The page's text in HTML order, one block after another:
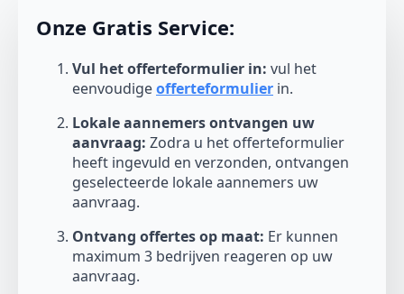
Onze Gratis Service:
Vul het offerteformulier in: vul het
eenvoudigeofferteformulier in.
Lokale aannemers ontvangen uw
aanvraag: Zodra u het offerteformulier
heeft ingevuld en verzonden, ontvangen
geselecteerde lokale aannemers uw
aanvraag.
Ontvang offertes op maat: Er kunnen
maximum 3 bedrijven reageren op uw
aanvraag.